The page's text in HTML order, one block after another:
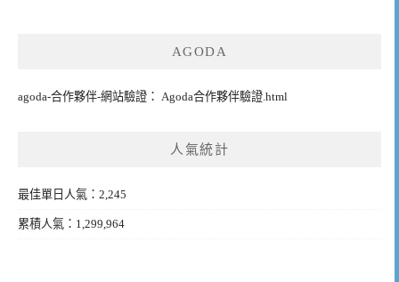
AGODA
agoda-合作夥伴-網站驗證： Agoda合作夥伴驗證.html
人氣統計
最佳單日人氣：2,245
累積人氣：1,299,964